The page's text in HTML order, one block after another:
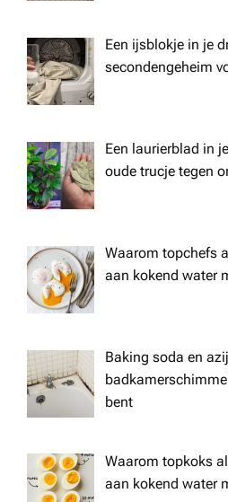
Een ijsblokje in je
secondengeheim
Een laurierblad in
oude trucje tegen
Waarom topchefs
aan kokend water
Baking soda en
bent
Waarom topkoks
aan kokend water